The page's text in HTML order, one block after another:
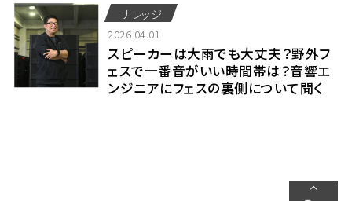
ナレッジ
2026.04.01
スピーカーは大雨でも大丈夫？野外フ
ェスで一番音がいい時間帯は？音響エ
ンジニアにフェスの裏側について聞く